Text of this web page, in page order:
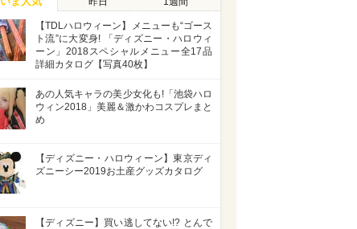
【TDLハロウィーン】メニューも“ゴース
ト流”に大変身! 「ディズニー・ハロウィ
ーン」2018スペシャルメニュー全17品
詳細カタログ【写真40枚】
あの人気キャラの美少女化も!「池袋ハロ
ウィン2018」美麗＆激かわコスプレまと
め
【ディズニー・ハロウィーン】東京ディ
ズニーシー2019お土産グッズカタログ
【ディズニー】買い逃してない!? とんで